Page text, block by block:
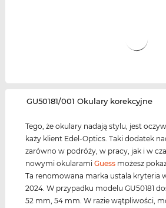
‌GU50181/001 Okulary korekcyjne
Tego, że okulary nadają stylu, jest
każy klient Edel-Optics. Taki dodatek
zarówno w podróży, w pracy, jak i w
nowymi okularamiGuess możesz
Ta renomowana marka ustala kryteria
2024. W przypadku modelu GU50181
52 mm, 54 mm. W razie wątpliwości,